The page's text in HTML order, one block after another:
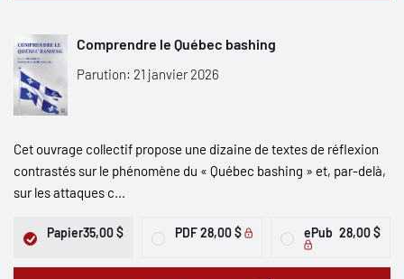
Comprendre le Québec bashing
Parution: 21 janvier 2026
Cet ouvrage collectif propose une dizaine de textes de réflexion
contrastés sur le phénomène du « Québec bashing » et, par-delà,
sur les attaques c...
Papier35,00 $ PDF28,00 $ ePub 28,00 $